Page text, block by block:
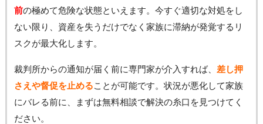
前の極めて危険な状態といえます。今すぐ適切な対処をし
ない限り、資産を失うだけでなく家族に滞納が発覚するリ
スクが最大化します。
裁判所からの通知が届く前に専門家が介入すれば、 差し押
さえや督促を止めることが可能です。状況が悪化して家族
にバレる前に、まずは無料相談で解決の糸口を見つけてく
ださい。